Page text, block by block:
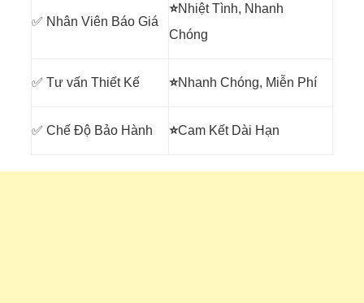
✅ Nhân Viên Báo Giá
⭐Nhiệt Tình, Nhanh
Chóng
✅ Tư vấn Thiết Kế ⭐Nhanh Chóng, Miễn Phí
✅ Chế Độ Bảo Hành ⭐Cam Kết Dài Hạn